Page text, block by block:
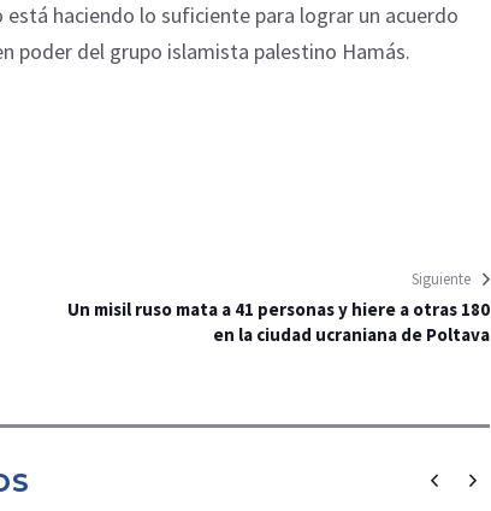
está haciendo lo suficiente para lograr un acuerdo
poder del grupo islamista palestino Hamás.
Siguiente
Un misil ruso mata a 41 personas y hiere a otras 180
en la ciudad ucraniana de Poltava